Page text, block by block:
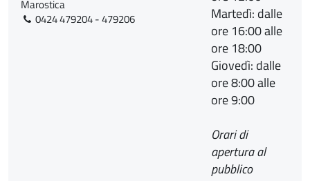
Marostica
0424 479204 - 479206
Martedì: dalle
ore 16:00 alle
ore 18:00
Giovedì: dalle
ore 8:00 alle
ore 9:00
Orari di
apertura al
pubblico